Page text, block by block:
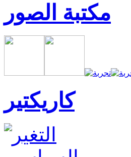
مكتبة الصور
كاريكتير